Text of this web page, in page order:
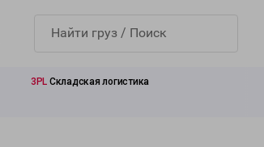
3PL Складская логистика